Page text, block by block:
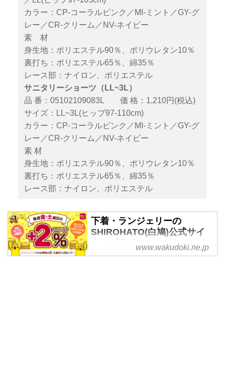
カラー：CP-コーラルピンク／MI-ミント／GY-グ
レー／CR-クリーム／NV-ネイビー
素 材
身生地：ポリエステル90％、ポリウレタン10％
裏打ち：ポリエステル65％、綿35％
レース部：ナイロン、ポリエステル
サニタリーショーツ（LL~3L）
品 番：05102109083L 価 格：1,210円(税込)
サイズ：LL~3L(ヒップ97-110cm)
カラー：CP-コーラルピンク／MI-ミント／GY-グ
レー／CR-クリーム／NV-ネイビー
素 材
身生地：ポリエステル90％、ポリウレタン10％
裏打ち：ポリエステル65％、綿35％
レース部：ナイロン、ポリエステル
下着・ランジェリーの
SHIROHATO(白鳩)公式サイ
ト。ブラジャーもショーツも
下着・インナーはおまかせ。
www.wakudoki.ne.jp